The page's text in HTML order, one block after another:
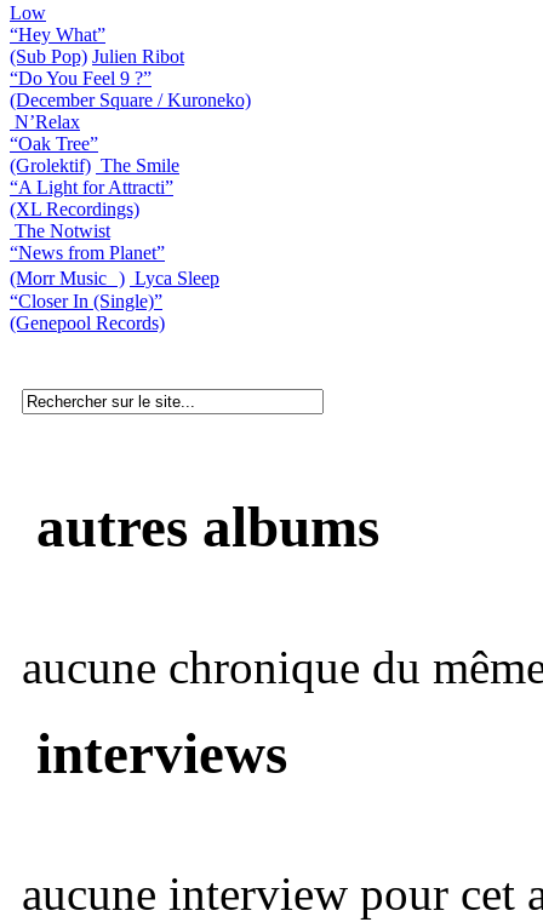
Low
“Hey What”
(Sub Pop) Julien Ribot
“Do You Feel 9 ?”
(December Square / Kuroneko)
N’Relax
“Oak Tree”
(Grolektif) The Smile
“A Light for Attracti”
(XL Recordings)
The Notwist
“News from Planet”
(Morr Music ) Lyca Sleep
“Closer In (Single)”
(Genepool Records)
autres albums
aucune chronique du
interviews
aucune interview pour cet